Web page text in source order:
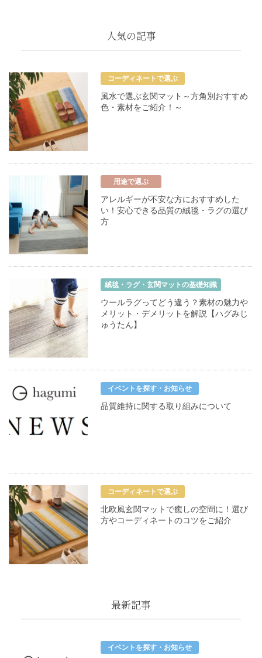
人気の記事
コーディネートで選ぶ
風水で選ぶ玄関マット～方角別おすすめ
色・素材をご紹介！～
用途で選ぶ
アレルギーが不安な方におすすめした
い！安心できる品質の絨毯・ラグの選び
方
絨毯・ラグ・玄関マットの基礎知識
ウールラグってどう違う？素材の魅力や
メリット・デメリットを解説【ハグみじ
ゅうたん】
イベントを探す・お知らせ
品質維持に関する取り組みについて
コーディネートで選ぶ
北欧風玄関マットで癒しの空間に！選び
方やコーディネートのコツをご紹介
最新記事
イベントを探す・お知らせ